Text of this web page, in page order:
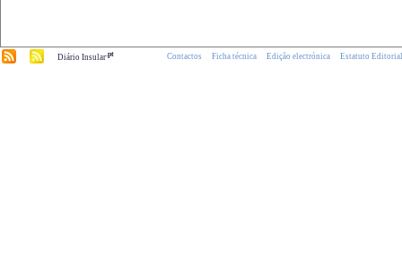
Diário Insular.pt Contactos Ficha técnica Edição electrónica Estatuto Editorial